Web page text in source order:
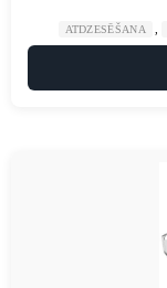
ATDZESĒŠANA